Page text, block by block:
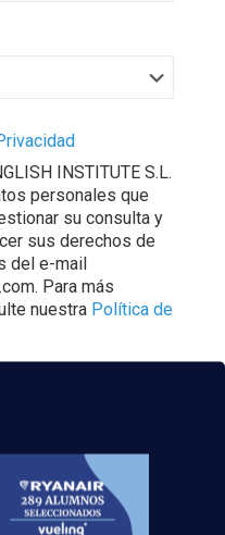
INSTITUTE S.L.
personales que
su consulta y
sus derechos de
del e-mail
Para más
nuestra Política de